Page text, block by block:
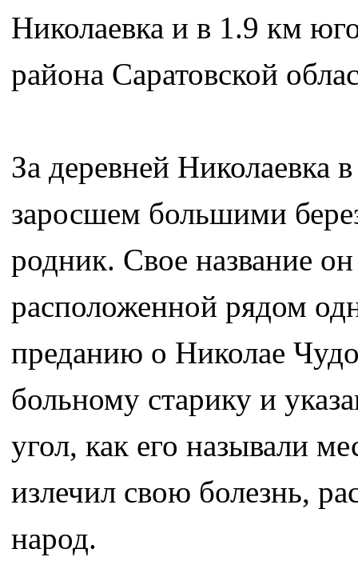
Николаевка и в 1.9 км
района Саратовской
За деревней Николаевка
заросшем большими
родник. Свое название
расположенной рядом
преданию о Николае
больному старику и
угол, как его называли
излечил свою болезнь,
народ.